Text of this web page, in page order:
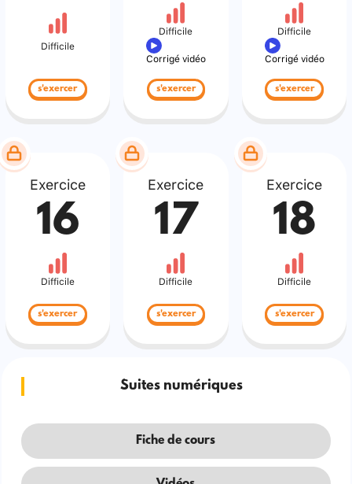
Difficile
s'exercer
Difficile
Corrigé vidéo
s'exercer
Difficile
Corrigé vidéo
s'exercer
Exercice
16
Difficile
s'exercer
Exercice
17
Difficile
s'exercer
Exercice
18
Difficile
s'exercer
Suites numériques
Fiche de cours